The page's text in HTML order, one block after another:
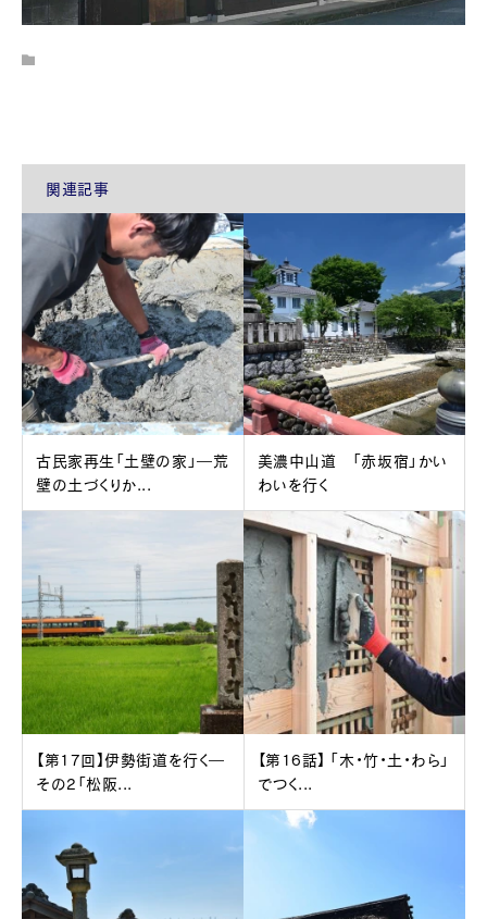
関連記事
古民家再生「土壁の家」―荒
壁の土づくりか...
美濃中山道 「赤坂宿」かい
わいを行く
【第17回】伊勢街道を行く―
その2「松阪...
【第16話】 「木・竹・土・わら」
でつく...